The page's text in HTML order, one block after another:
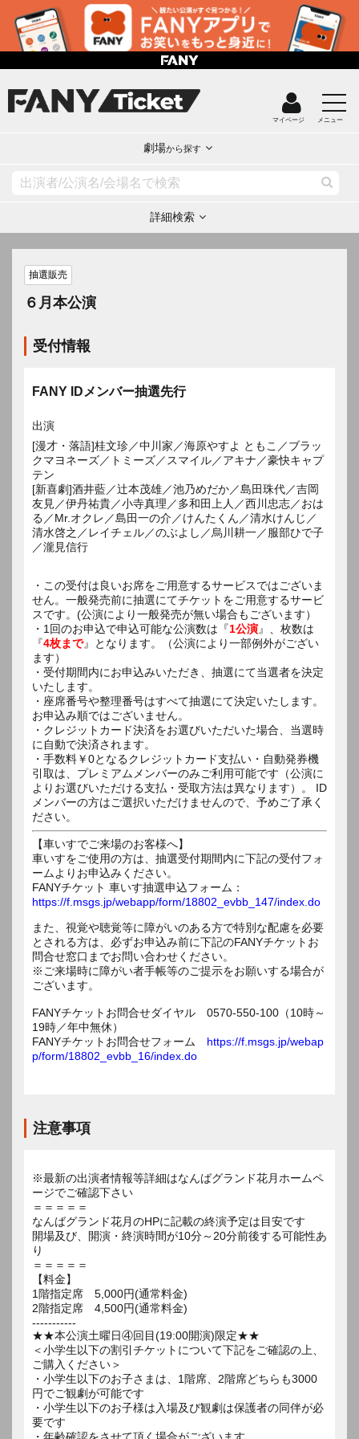
マイページ メニュー
劇場から探す
詳細検索
抽選販売
６月本公演
受付情報
FANY IDメンバー抽選先行
出演
[漫才・落語]桂文珍／中川家／海原やすよ ともこ／ブラッ
クマヨネーズ／トミーズ／スマイル／アキナ／豪快キャプ
テン
[新喜劇]酒井藍／辻本茂雄／池乃めだか／島田珠代／吉岡
友見／伊丹祐貴／小寺真理／多和田上人／西川忠志／おは
る／Mr.オクレ／島田一の介／けんたくん／清水けんじ／
清水啓之／レイチェル／のぶよし／烏川耕一／服部ひで子
／瀧見信行
・この受付は良いお席をご用意するサービスではございま
せん。一般発売前に抽選にてチケットをご用意するサービ
スです。(公演により一般発売が無い場合もございます）
・1回のお申込で申込可能な公演数は『1公演』、枚数は
『4枚まで』となります。（公演により一部例外がござい
ます）
・受付期間内にお申込みいただき、抽選にて当選者を決定
いたします。
・座席番号や整理番号はすべて抽選にて決定いたします。
お申込み順ではございません。
・クレジットカード決済をお選びいただいた場合、当選時
に自動で決済されます。
・手数料￥0となるクレジットカード支払い・自動発券機
引取は、プレミアムメンバーのみご利用可能です（公演に
よりお選びいただける支払・受取方法は異なります）。 ID
メンバーの方はご選択いただけませんので、予めご了承く
ださい。
【車いすでご来場のお客様へ】
車いすをご使用の方は、抽選受付期間内に下記の受付フォ
ームよりお申込みください。
FANYチケット 車いす抽選申込フォーム：
https://f.msgs.jp/webapp/form/18802_evbb_147/index.do
また、視覚や聴覚等に障がいのある方で特別な配慮を必要
とされる方は、必ずお申込み前に下記のFANYチケットお
問合せ窓口までお問い合わせください。
※ご来場時に障がい者手帳等のご提示をお願いする場合が
ございます。
FANYチケットお問合せダイヤル 0570-550-100（10時～
19時／年中無休）
FANYチケットお問合せフォーム https://f.msgs.jp/webap
p/form/18802_evbb_16/index.do
注意事項
※最新の出演者情報等詳細はなんばグランド花月ホームペ
ージでご確認下さい
＝＝＝＝＝
なんばグランド花月のHPに記載の終演予定は目安です
開場及び、開演・終演時間が10分～20分前後する可能性あ
り
＝＝＝＝＝
【料金】
1階指定席 5,000円(通常料金)
2階指定席 4,500円(通常料金)
-----------
★★本公演土曜日④回目(19:00開演)限定★★
＜小学生以下の割引チケットについて下記をご確認の上、
ご購入ください＞
・小学生以下のお子さまは、1階席、2階席どちらも3000
円でご観劇が可能です
・小学生以下のお子様は入場及び観劇は保護者の同伴が必
要です